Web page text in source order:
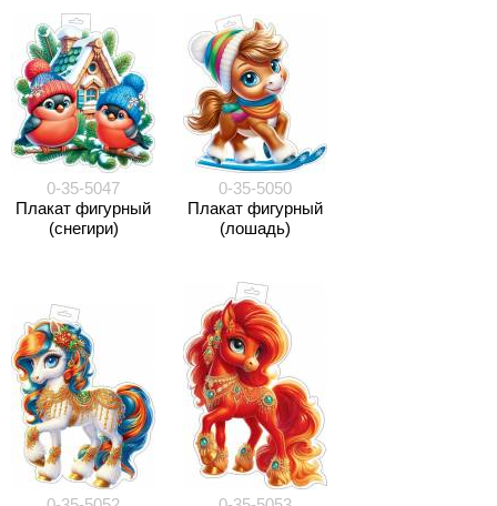
0-35-5047
Плакат фигурный
(снегири)
0-35-5050
Плакат фигурный
(лошадь)